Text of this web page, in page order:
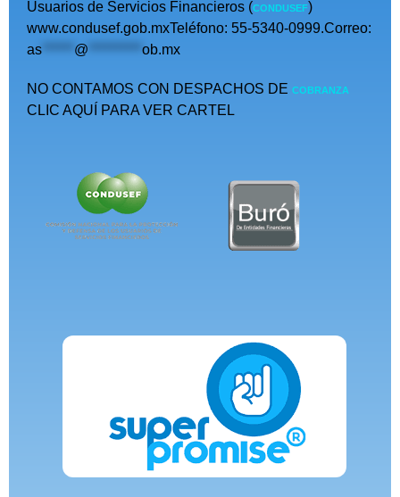
Usuarios de Servicios Financieros (CONDUSEF)
www.condusef.gob.mxTeléfono: 55-5340-0999.Correo:
as ****** @ ********** ob.mx
NO CONTAMOS CON DESPACHOS DE COBRANZA
CLIC AQUÍ PARA VER CARTEL